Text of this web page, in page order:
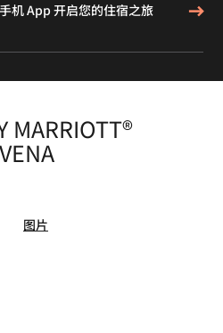
机 App 开启您的住宿之旅
MARRIOTT®
图片